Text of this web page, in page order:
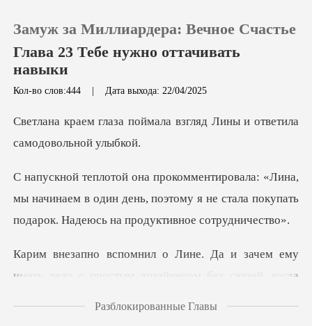
Пополнить
История чтения
Выйти
Замуж за Миллиардера: Вечное Счастье
Глава 23 Тебе нужно оттачивать
навыки
Кол-во слов:444 | Дата выхода: 22/04/2025
мала взгляд Лины и ответ
мы начинаем в один день, поэтому я не стала покупат
ачем ему
иметь дело с простым дизайнер
Разблокированные Главы